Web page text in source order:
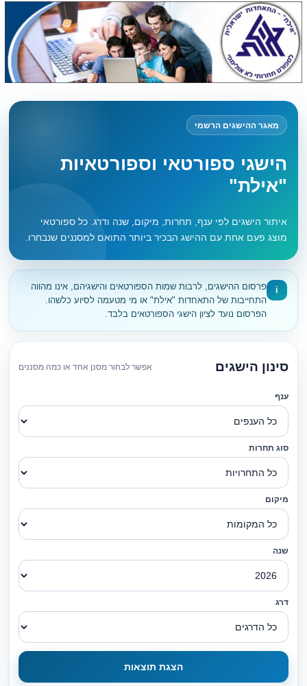
מאגר ההישגים הרשמי
הישגי ספורטאי וספורטאיות
"אילת"
איתור הישגים לפי ענף, תחרות, מיקום, שנה ודרג. כל ספורטאי
מוצג פעם אחת עם ההישג הבכיר ביותר התואם למסננים שנבחרו.
i
פרסום ההישגים, לרבות שמות הספורטאים והישגיהם, אינו מהווה
התחייבות של התאחדות "אילת" או מי מטעמה לסיוע כלשהו.
הפרסום נועד לציון הישגי הספורטאים בלבד.
סינון הישגים אפשר לבחור מסנן אחד או כמה מסננים
ענף
סוג תחרות
מיקום
שנה
דרג
הצגת תוצאות